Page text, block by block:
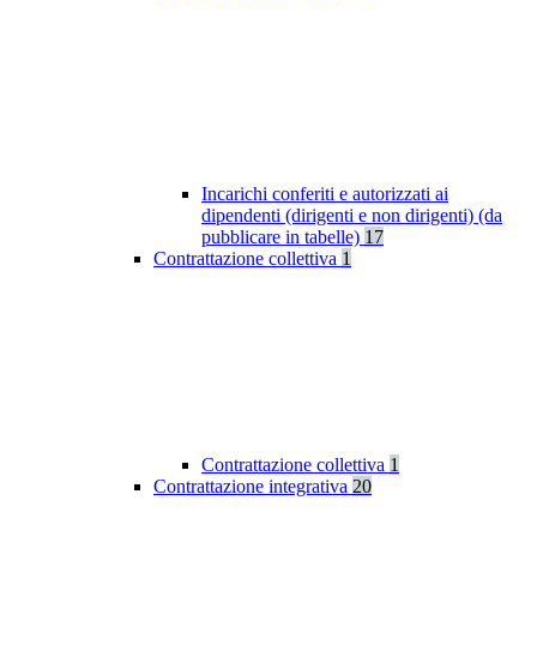
Incarichi conferiti e autorizzati ai
dipendenti (dirigenti e non dirigenti) (da
pubblicare in tabelle) 17
Contrattazione collettiva 1
Contrattazione collettiva 1
Contrattazione integrativa 20